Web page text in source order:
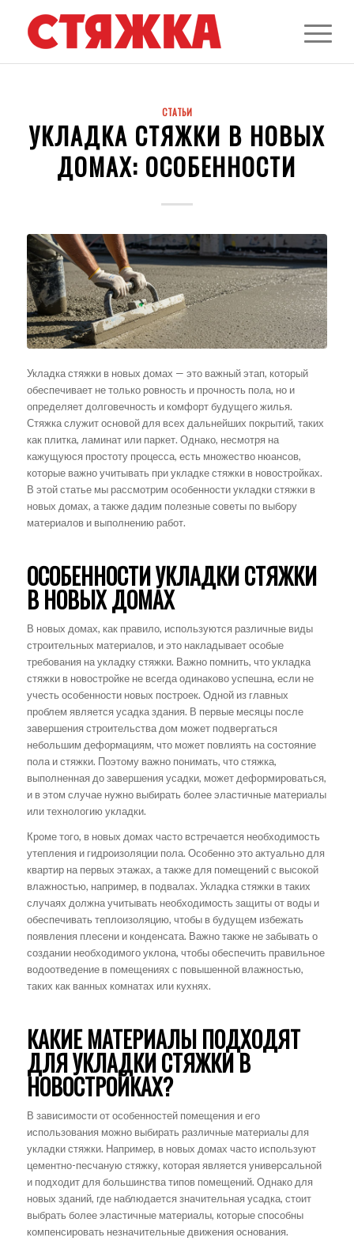
СТАТЬИ
УКЛАДКА СТЯЖКИ В НОВЫХ
ДОМАХ: ОСОБЕННОСТИ
Укладка стяжки в новых домах — это важный этап, который
обеспечивает не только ровность и прочность пола, но и
определяет долговечность и комфорт будущего жилья.
Стяжка служит основой для всех дальнейших покрытий, таких
как плитка, ламинат или паркет. Однако, несмотря на
кажущуюся простоту процесса, есть множество нюансов,
которые важно учитывать при укладке стяжки в новостройках.
В этой статье мы рассмотрим особенности укладки стяжки в
новых домах, а также дадим полезные советы по выбору
материалов и выполнению работ.
ОСОБЕННОСТИ УКЛАДКИ СТЯЖКИ
В НОВЫХ ДОМАХ
В новых домах, как правило, используются различные виды
строительных материалов, и это накладывает особые
требования на укладку стяжки. Важно помнить, что укладка
стяжки в новостройке не всегда одинаково успешна, если не
учесть особенности новых построек. Одной из главных
проблем является усадка здания. В первые месяцы после
завершения строительства дом может подвергаться
небольшим деформациям, что может повлиять на состояние
пола и стяжки. Поэтому важно понимать, что стяжка,
выполненная до завершения усадки, может деформироваться,
и в этом случае нужно выбирать более эластичные материалы
или технологию укладки.
Кроме того, в новых домах часто встречается необходимость
утепления и гидроизоляции пола. Особенно это актуально для
квартир на первых этажах, а также для помещений с высокой
влажностью, например, в подвалах. Укладка стяжки в таких
случаях должна учитывать необходимость защиты от воды и
обеспечивать теплоизоляцию, чтобы в будущем избежать
появления плесени и конденсата. Важно также не забывать о
создании необходимого уклона, чтобы обеспечить правильное
водоотведение в помещениях с повышенной влажностью,
таких как ванных комнатах или кухнях.
КАКИЕ МАТЕРИАЛЫ ПОДХОДЯТ
ДЛЯ УКЛАДКИ СТЯЖКИ В
НОВОСТРОЙКАХ?
В зависимости от особенностей помещения и его
использования можно выбирать различные материалы для
укладки стяжки. Например, в новых домах часто используют
цементно-песчаную стяжку, которая является универсальной
и подходит для большинства типов помещений. Однако для
новых зданий, где наблюдается значительная усадка, стоит
выбрать более эластичные материалы, которые способны
компенсировать незначительные движения основания.